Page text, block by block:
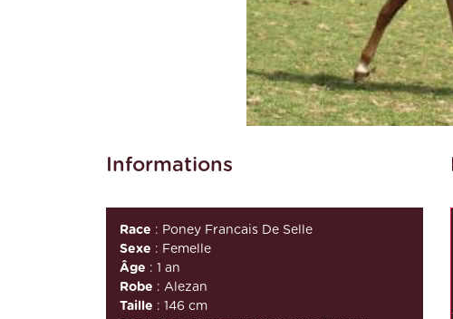
Informations
Race : Poney Francais De Selle
Sexe : Femelle
Âge : 1 an
Robe : Alezan
Taille : 146 cm